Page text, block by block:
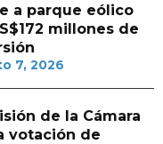
a parque eólico
millones de
7, 2026
de la Cámara
votación de